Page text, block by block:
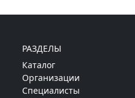
РАЗДЕЛЫ
Каталог
Организации
Специалисты